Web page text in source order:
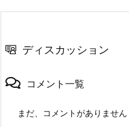
ディスカッション
コメント一覧
まだ、コメントがありません